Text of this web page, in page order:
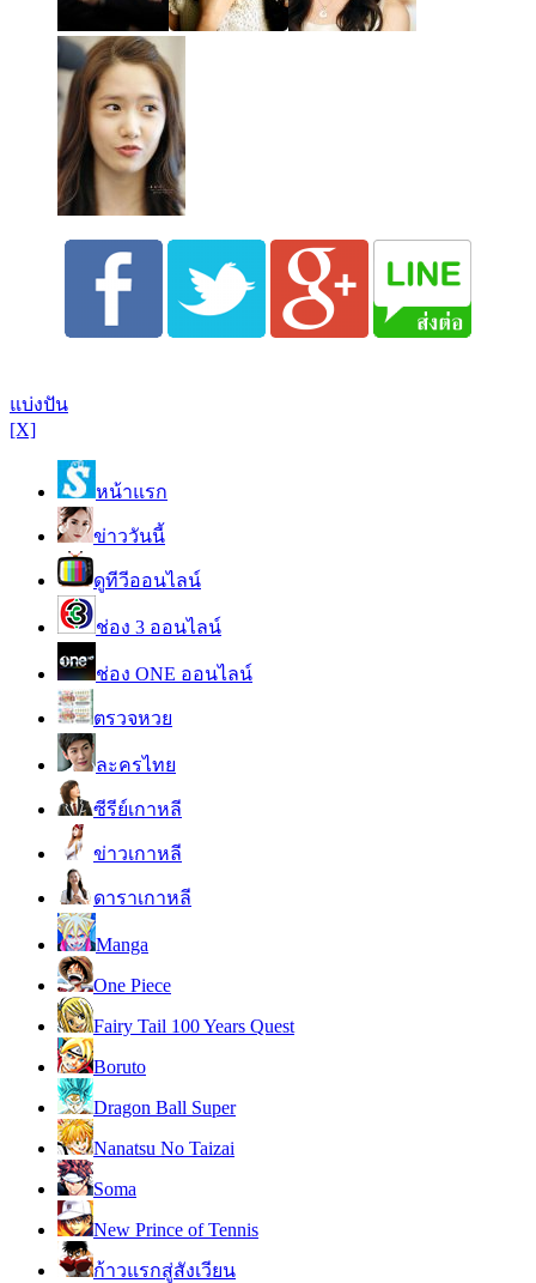
แบ่งปัน
[X]
หน้าแรก
ข่าววันนี้
ดูทีวีออนไลน์
ช่อง 3 ออนไลน์
ช่อง ONE ออนไลน์
ตรวจหวย
ละครไทย
ซีรีย์เกาหลี
ข่าวเกาหลี
ดาราเกาหลี
Manga
One Piece
Fairy Tail 100 Years Quest
Boruto
Dragon Ball Super
Nanatsu No Taizai
Soma
New Prince of Tennis
ก้าวแรกสู่สังเวียน